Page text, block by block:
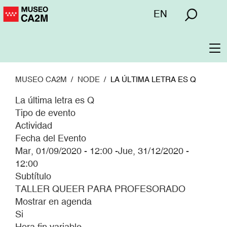
Pasar
Menú
EN
MUSEO CA2M NODE LA ÚLTIMA LETRA ES Q
La última letra es Q
Tipo de evento
Actividad
Fecha del Evento
Mar, 01/09/2020 - 12:00 -Jue, 31/12/2020 -
12:00
Subtítulo
TALLER QUEER PARA PROFESORADO
Mostrar en agenda
Si